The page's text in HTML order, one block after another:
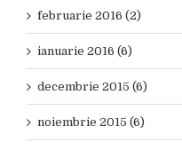
februarie 2016 (2)
ianuarie 2016 (6)
decembrie 2015 (6)
noiembrie 2015 (6)